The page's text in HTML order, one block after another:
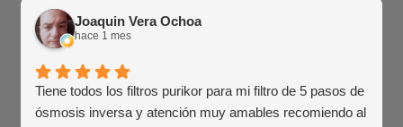
Joaquin Vera Ochoa
hace 1 mes
Tiene todos los filtros purikor para mi filtro de 5 pasos de
ósmosis inversa y atención muy amables recomiendo al